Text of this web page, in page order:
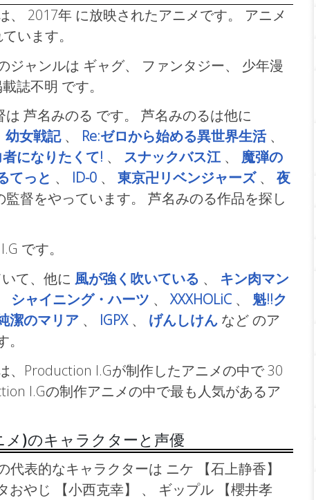
、 2017年 に放映されたアニメです。 アニメ
います。
ジャンルは ギャグ、 ファンタジー、 少年漫
誌不明 です。
は 芦名みのる です。 芦名みのるは他に
幼女戦記 、 Re:ゼロから始める異世界生活 、
になりたくて! 、 スナックバス江、 魔弾の
てっと 、 ID-0 、 東京卍リベンジャーズ、 夜
監督をやっています。 芦名みのる作品を探し
です。
て、他に 風が強く吹いている 、 キン肉マン
シャイニング・ハーツ 、 XXXHOLiC、 魁!!ク
潔のマリア 、 IGPX、 げんしけん などのア
、Production I.Gが制作したアニメの中で 30
I.Gの制作アニメの中で最も人気があるア
)のキャラクターと声優
代表的なキャラクターは ニケ
【石上静香】
おやじ 【小西克幸】 、 ギップル
【櫻井孝